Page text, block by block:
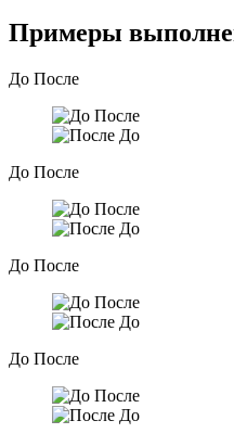
Примеры
До После
После
До
До После
После
До
До После
После
До
До После
После
До